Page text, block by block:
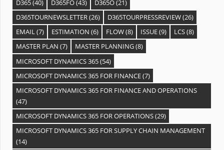
D365(40) D365FO(43) D365O(21)
D365TOURNEWSLETTER(26) D365TOURPRESSREVIEW(26)
EMAIL(7) ESTIMATION (6) FLOW(8) ISSUE(9) LCS(8)
MASTER PLAN (7) MASTER PLANNING(8)
MICROSOFT DYNAMICS 365(54)
MICROSOFT DYNAMICS 365 FOR FINANCE(7)
MICROSOFT DYNAMICS 365 FOR FINANCE AND OPERATIONS
(47)
MICROSOFT DYNAMICS 365 FOR OPERATIONS(29)
MICROSOFT DYNAMICS 365 FOR SUPPLY CHAIN MANAGEMENT
(14)